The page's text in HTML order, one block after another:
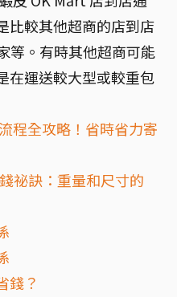
比較其他超商的店到店
等。有時其他超商可能
在運送較大型或較重包
程全攻略！省時省力寄
祕訣：重量和尺寸的
錢？